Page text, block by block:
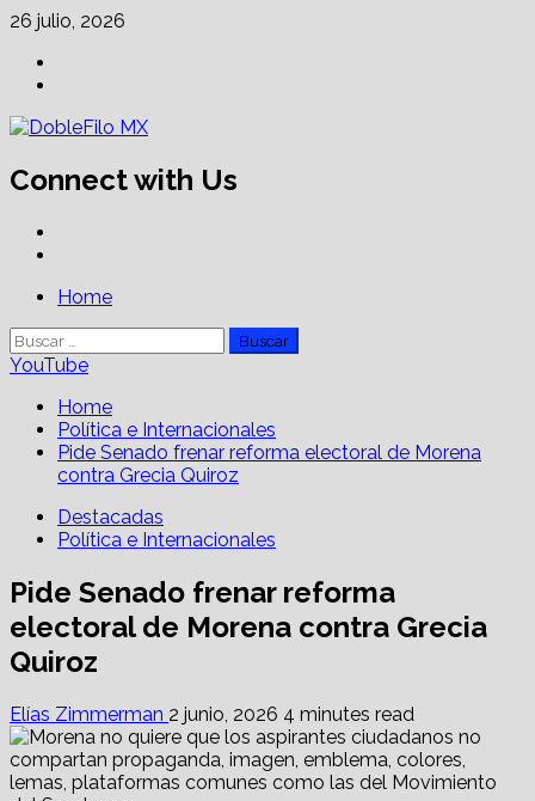
Skip
content
26 julio, 2026
Connect with Us
PrimaryHome
Buscar:
YouTube
Home
Política e Internacionales
Pide Senado frenar reforma electoral de Morena
contra Grecia Quiroz
Destacadas
Política e Internacionales
Pide Senado frenar reforma
electoral de Morena contra Grecia
Quiroz
Elías Zimmerman 2 junio, 2026 4 minutes read